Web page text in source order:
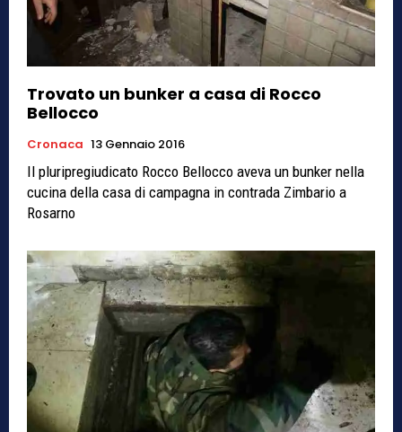
Trovato un bunker a casa di Rocco
Bellocco
Cronaca 13 Gennaio 2016
Il pluripregiudicato Rocco Bellocco aveva un bunker nella
cucina della casa di campagna in contrada Zimbario a
Rosarno